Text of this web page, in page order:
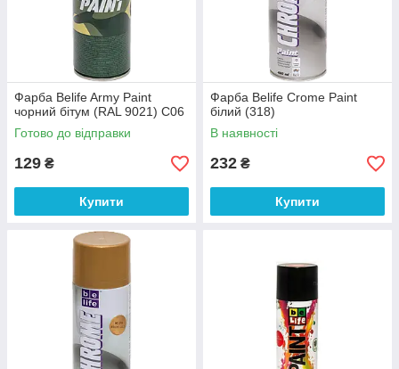
Фарба Belife Army Paint
чорний бітум (RAL 9021) C06
Готово до відправки
129 ₴
Купити
Фарба Belife Crome Paint
білий (318)
В наявності
232 ₴
Купити